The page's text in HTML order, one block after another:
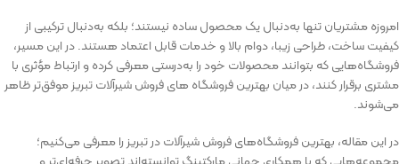
امروزه مشتریان تنها به‌دنبال یک محصول ساده نیستند؛ بلکه به‌دنبال ترکیبی از
کیفیت ساخت، طراحی زیبا، دوام بالا و خدمات قابل اعتماد هستند. در این مسیر،
فروشگاه‌هایی که بتوانند محصولات خود را به‌درستی معرفی کرده و ارتباط مؤثری با
مشتری برقرار کنند، در میان بهترین فروشگاه ‌های فروش شیرآلات تبریز موفق‌تر ظاهر
می‌شوند.
در این مقاله، بهترین فروشگاه‌های فروش شیرآلات در تبریز را معرفی می‌کنیم؛